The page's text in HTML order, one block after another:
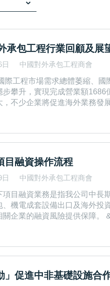
承包工程行業回顧及展
中國對外承包工程商會
際工程市場需求總體萎縮、
步攀升，實現完成營業額1686
，不少企業將促進海外業務發
源、產業園區等。 亞�
目融資操作流程
中國對外承包工程商會
項目融資業務是指我公司中長
、機電成套設備出口及海外投
一、出口賣方信貸保險項下融資 是我公司提供的一類政策性保險產品，它以擴大我國出口、保障企業
」促進中非基礎設施合